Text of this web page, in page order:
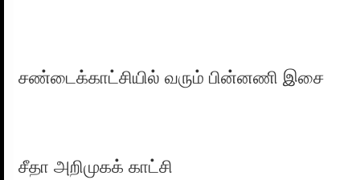
சண்டைக்காட்சியில் வரும் பின்னணி இசை
சீதா அறிமுகக் காட்சி